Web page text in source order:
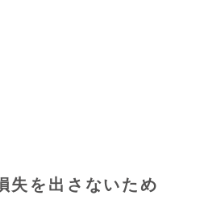
失を出さないため